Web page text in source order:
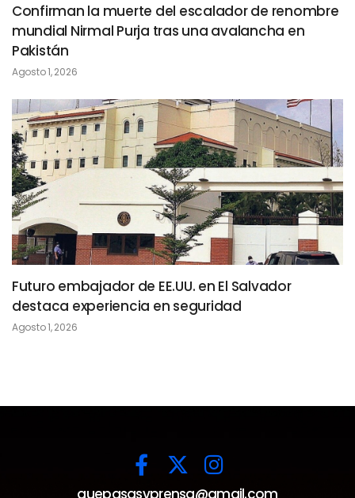
Confirman la muerte del escalador de renombre
mundial Nirmal Purja tras una avalancha en
Pakistán
Agosto 1, 2026
Futuro embajador de EE.UU. en El Salvador
destaca experiencia en seguridad
Agosto 1, 2026
quepasasvprensa@gmail.com